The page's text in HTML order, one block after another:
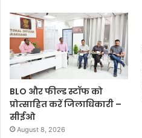
BLO और फील्ड स्टॉफ को
प्रोत्साहित करें जिलाधिकारी –
सीईओ
August 8, 2026